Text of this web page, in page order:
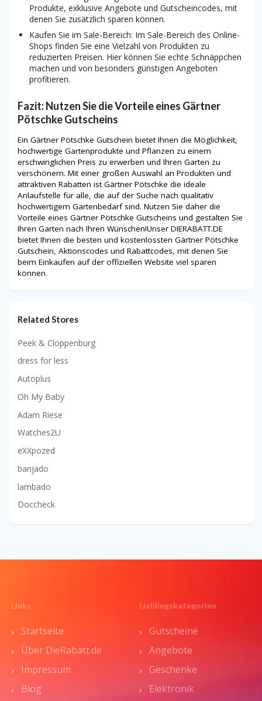
Produkte, exklusive Angebote und Gutscheincodes, mit
denen Sie zusätzlich sparen können.
Kaufen Sie im Sale-Bereich: Im Sale-Bereich des Online-
Shops finden Sie eine Vielzahl von Produkten zu
reduzierten Preisen. Hier können Sie echte Schnäppchen
machen und von besonders günstigen Angeboten
profitieren.
Fazit: Nutzen Sie die Vorteile eines Gärtner
Pötschke Gutscheins
Ein Gärtner Pötschke Gutschein bietet Ihnen die Möglichkeit,
hochwertige Gartenprodukte und Pflanzen zu einem
erschwinglichen Preis zu erwerben und Ihren Garten zu
verschönern. Mit einer großen Auswahl an Produkten und
attraktiven Rabatten ist Gärtner Pötschke die ideale
Anlaufstelle für alle, die auf der Suche nach qualitativ
hochwertigem Gartenbedarf sind. Nutzen Sie daher die
Vorteile eines Gärtner Pötschke Gutscheins und gestalten Sie
Ihren Garten nach Ihren Wünschen!Unser DIERABATT.DE
bietet Ihnen die besten und kostenlossten Gärtner Pötschke
Gutschein, Aktionscodes und Rabattcodes, mit denen Sie
beim Einkaufen auf der offiziellen Website viel sparen
können.
Related Stores
Peek & Cloppenburg
dress for less
Autoplus
Oh My Baby
Adam Riese
Watches2U
eXXpozed
banjado
lambado
Doccheck
Links
Startseite
Über DieRabatt.de
Impressum
Blog
Lieblingskategorien
Gutscheine
Angebote
Geschenke
Elektronik